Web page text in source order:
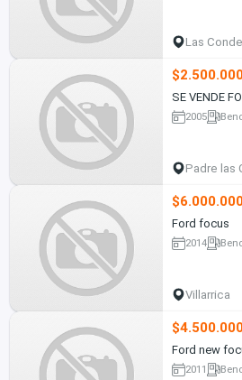
Las
SE VENDE
2005
Padre las
Ford focus
2014
Villarrica
Ford new
2011